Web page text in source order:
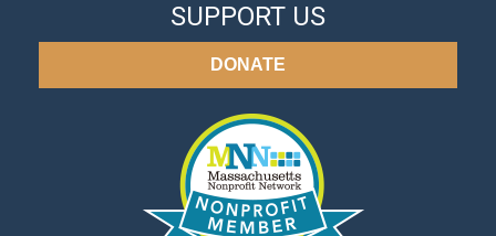
SUPPORT US
DONATE